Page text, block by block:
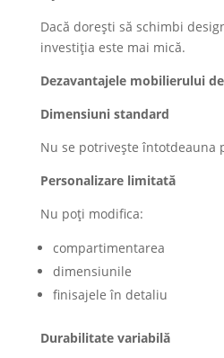
Dacă dorești să schimbi
investiția este mai mică.
Dezavantajele mobilierului
Dimensiuni standard
Nu se potrivește întotdeauna
Personalizare limitată
Nu poți modifica:
compartimentarea
dimensiunile
finisajele în detaliu
Durabilitate variabilă